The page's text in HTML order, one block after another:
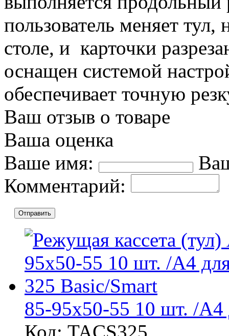
пользователь меняет тул,
столе, и карточки
оснащен системой
обеспечивает точную
Ваш отзыв о товаре
Ваша оценка
Ваше имя:
Комментарий:
Отправить
85-95x50-55 10 шт. /А4
Код: TACS325